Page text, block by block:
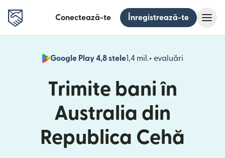
Conectează-te Înregistrează-te
Google Play 4,8 stele1,4 mil.+ evaluări
(se
Trimite bani în
Australia din
Republica Cehă